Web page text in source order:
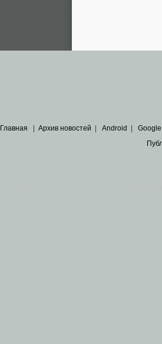
Главная | Архив новостей | Android | Google